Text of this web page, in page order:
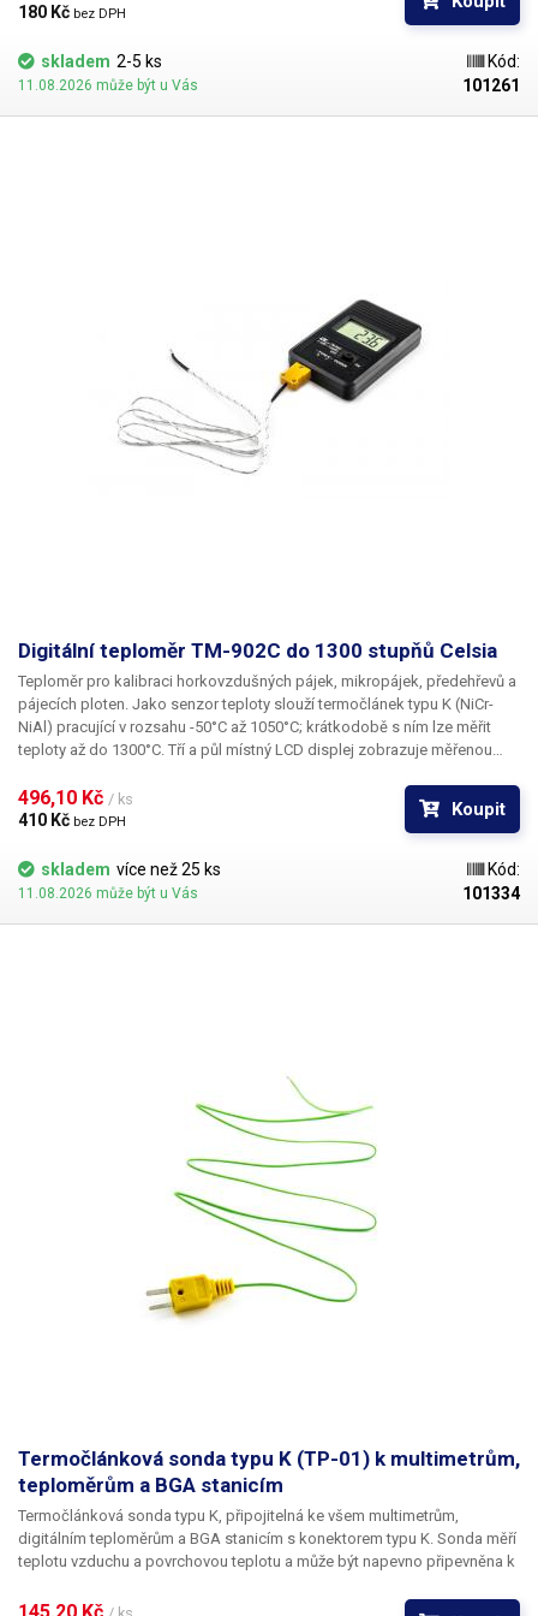
180 Kč bez DPH
skladem 2-5 ks
11.08.2026 může být u Vás
Kód:
101261
Digitální teploměr TM-902C do 1300 stupňů Celsia
Teploměr pro kalibraci horkovzdušných pájek, mikropájek, předehřevů a
pájecích ploten. Jako senzor teploty slouží termočlánek typu K (NiCr-
NiAl) pracující v rozsahu -50°C až 1050°C; krátkodobě s ním lze měřit
teploty až do 1300°C. Tří a půl místný LCD displej zobrazuje měřenou
496,10 Kč / ks
410 Kč bez DPH
Koupit
skladem více než 25 ks
11.08.2026 může být u Vás
Kód:
101334
Termočlánková sonda typu K (TP-01) k multimetrům,
teploměrům a BGA stanicím
Termočlánková sonda typu K, připojitelná ke všem multimetrům,
digitálním teploměrům a BGA stanicím s konektorem typu K. Sonda měří
teplotu vzduchu a povrchovou teplotu a může být napevno připevněna k
monitorovat teplotu čipu nebo pro pájení citlivých SMD součástek.